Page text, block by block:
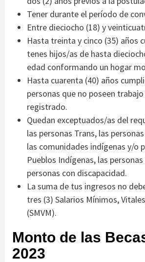
Tener durante el período de
Entre dieciocho (18) y
Hasta treinta y cinco (35) años
tenes hijos/as de hasta
edad conformando un hogar
Hasta cuarenta (40) años
personas que no poseen
registrado.
Quedan exceptuados/as del
las personas Trans, las
las comunidades indígenas y/o
Pueblos Indígenas, las
personas con discapacidad.
La suma de tus ingresos no
tres (3) Salarios Mínimos,
(SMVM).
Monto de las
2023